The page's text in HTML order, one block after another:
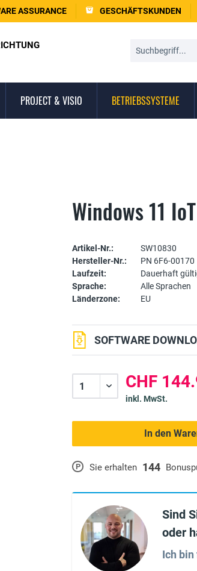
ASSURANCE GESCHÄFTSKUNDEN
PROJECT & VISIO BETRIEBSSYSTEME
Windows 11
Artikel-Nr.:
SW10830
Hersteller-Nr.:
PN 6F6-00170
Laufzeit:
Dauerhaft
Sprache:
Alle Sprachen
Länderzone:
EU
P Sie erhalten 144
SOFTWARE
CHF
inkl. MwSt.
In den
Sind
oder
Ich